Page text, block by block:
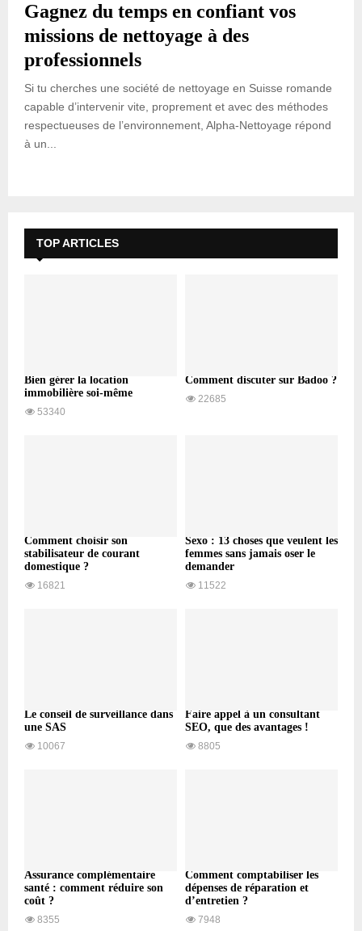
Gagnez du temps en confiant vos
missions de nettoyage à des
professionnels
Si tu cherches une société de nettoyage en Suisse romande
capable d’intervenir vite, proprement et avec des méthodes
respectueuses de l’environnement, Alpha-Nettoyage répond
à un...
TOP ARTICLES
Bien gérer la location
immobilière soi-même
53340
Comment discuter sur Badoo ?
22685
Comment choisir son
stabilisateur de courant
domestique ?
16821
Sexo : 13 choses que veulent les
femmes sans jamais oser le
demander
11522
Le conseil de surveillance dans
une SAS
10067
Faire appel à un consultant
SEO, que des avantages !
8805
Assurance complémentaire
santé : comment réduire son
coût ?
8355
Comment comptabiliser les
dépenses de réparation et
d’entretien ?
7948